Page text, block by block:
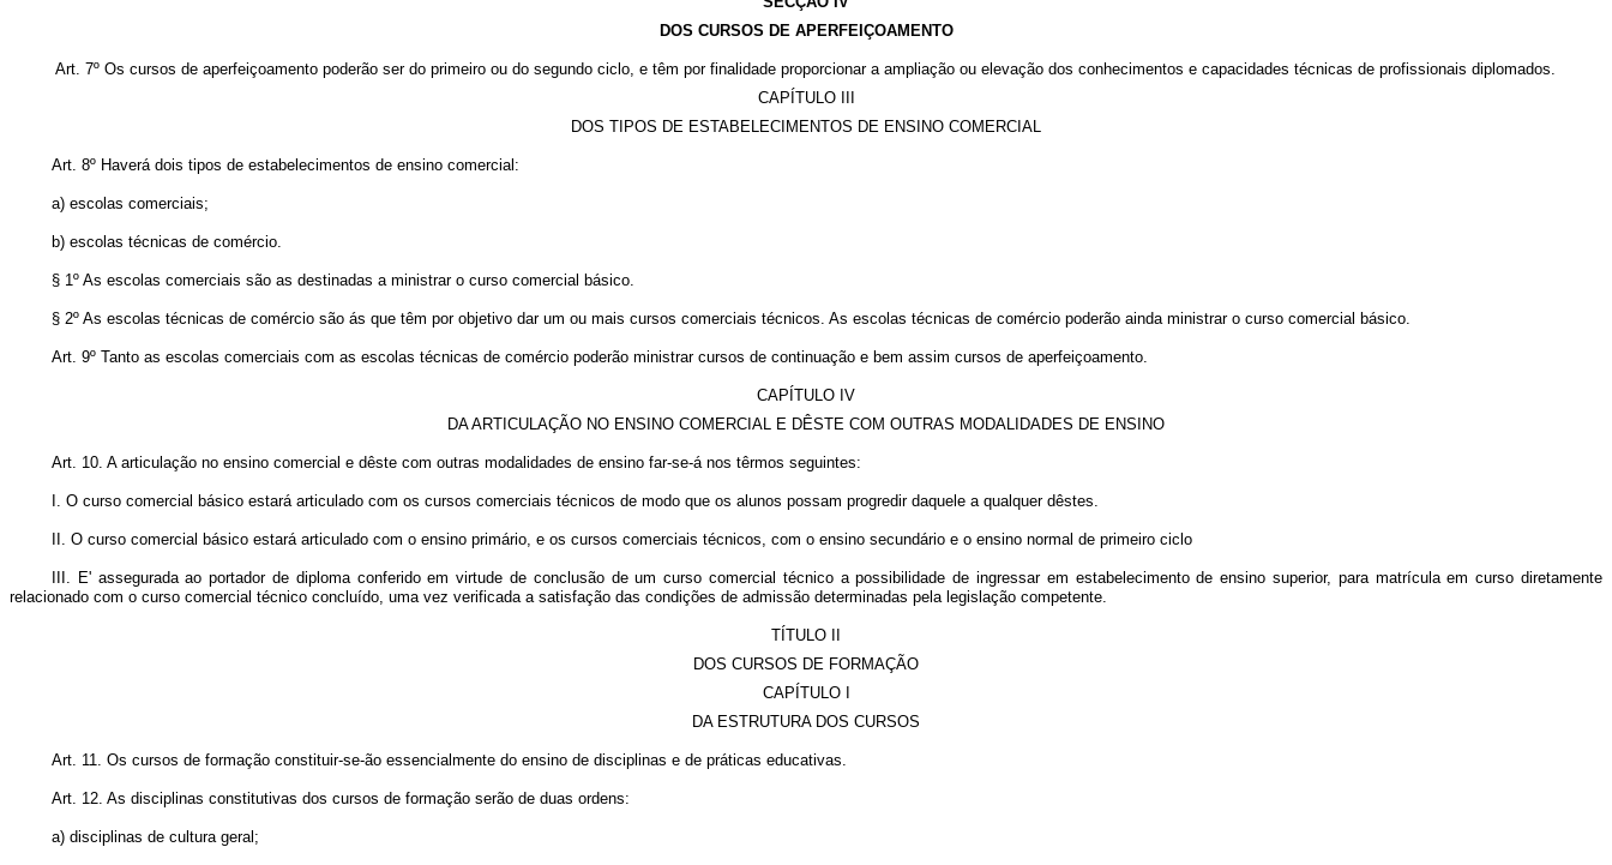
DOS CURSOS DE APERFEIÇOAMENTO
Art. 7º Os cursos de aperfeiçoamento poderão ser do primeiro ou do segundo ciclo, e têm por finalidade proporcionar a ampliação ou elevação dos conhecimentos e capacidades técnicas de profissionais diplomados.
CAPÍTULO III
DOS TIPOS DE ESTABELECIMENTOS DE ENSINO COMERCIAL
Art. 8º Haverá dois tipos de estabelecimentos de ensino comercial:
a) escolas comerciais;
b) escolas técnicas de comércio.
§ 1º As escolas comerciais são as destinadas a ministrar o curso comercial básico.
§ 2º As escolas técnicas de comércio são ás que têm por objetivo dar um ou mais cursos comerciais técnicos. As escolas técnicas de comércio poderão ainda ministrar o curso comercial básico.
Art. 9º Tanto as escolas comerciais com as escolas técnicas de comércio poderão ministrar cursos de continuação e bem assim cursos de aperfeiçoamento.
CAPÍTULO IV
DA ARTICULAÇÃO NO ENSINO COMERCIAL E DÊSTE COM OUTRAS MODALIDADES DE ENSINO
Art. 10. A articulação no ensino comercial e dêste com outras modalidades de ensino far-se-á nos têrmos seguintes:
I. O curso comercial básico estará articulado com os cursos comerciais técnicos de modo que os alunos possam progredir daquele a qualquer dêstes.
II. O curso comercial básico estará articulado com o ensino primário, e os cursos comerciais técnicos, com o ensino secundário e o ensino normal de primeiro ciclo
III. E' assegurada ao portador de diploma conferido em virtude de conclusão de um curso comercial técnico a possibilidade de ingressar em estabelecimento de ensino superior, para matrícula em curso diretamente
relacionado com o curso comercial técnico concluído, uma vez verificada a satisfação das condições de admissão determinadas pela legislação competente.
TÍTULO II
DOS CURSOS DE FORMAÇÃO
CAPÍTULO I
DA ESTRUTURA DOS CURSOS
Art. 11. Os cursos de formação constituir-se-ão essencialmente do ensino de disciplinas e de práticas educativas.
Art. 12. As disciplinas constitutivas dos cursos de formação serão de duas ordens:
a) disciplinas de cultura geral;